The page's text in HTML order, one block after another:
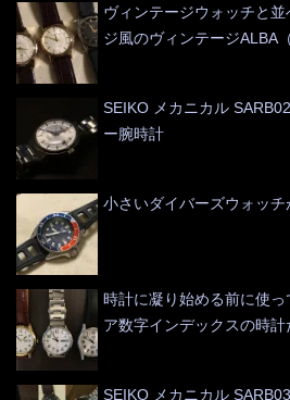
ヴィンテージウォッチと
ジ風のヴィンテージALBA
SEIKO メカニカル
ー腕時計
小さいダイバーズウォッ
時計に凝り始める前に使
ア数字インデックスの時計
SEIKO メカニカル